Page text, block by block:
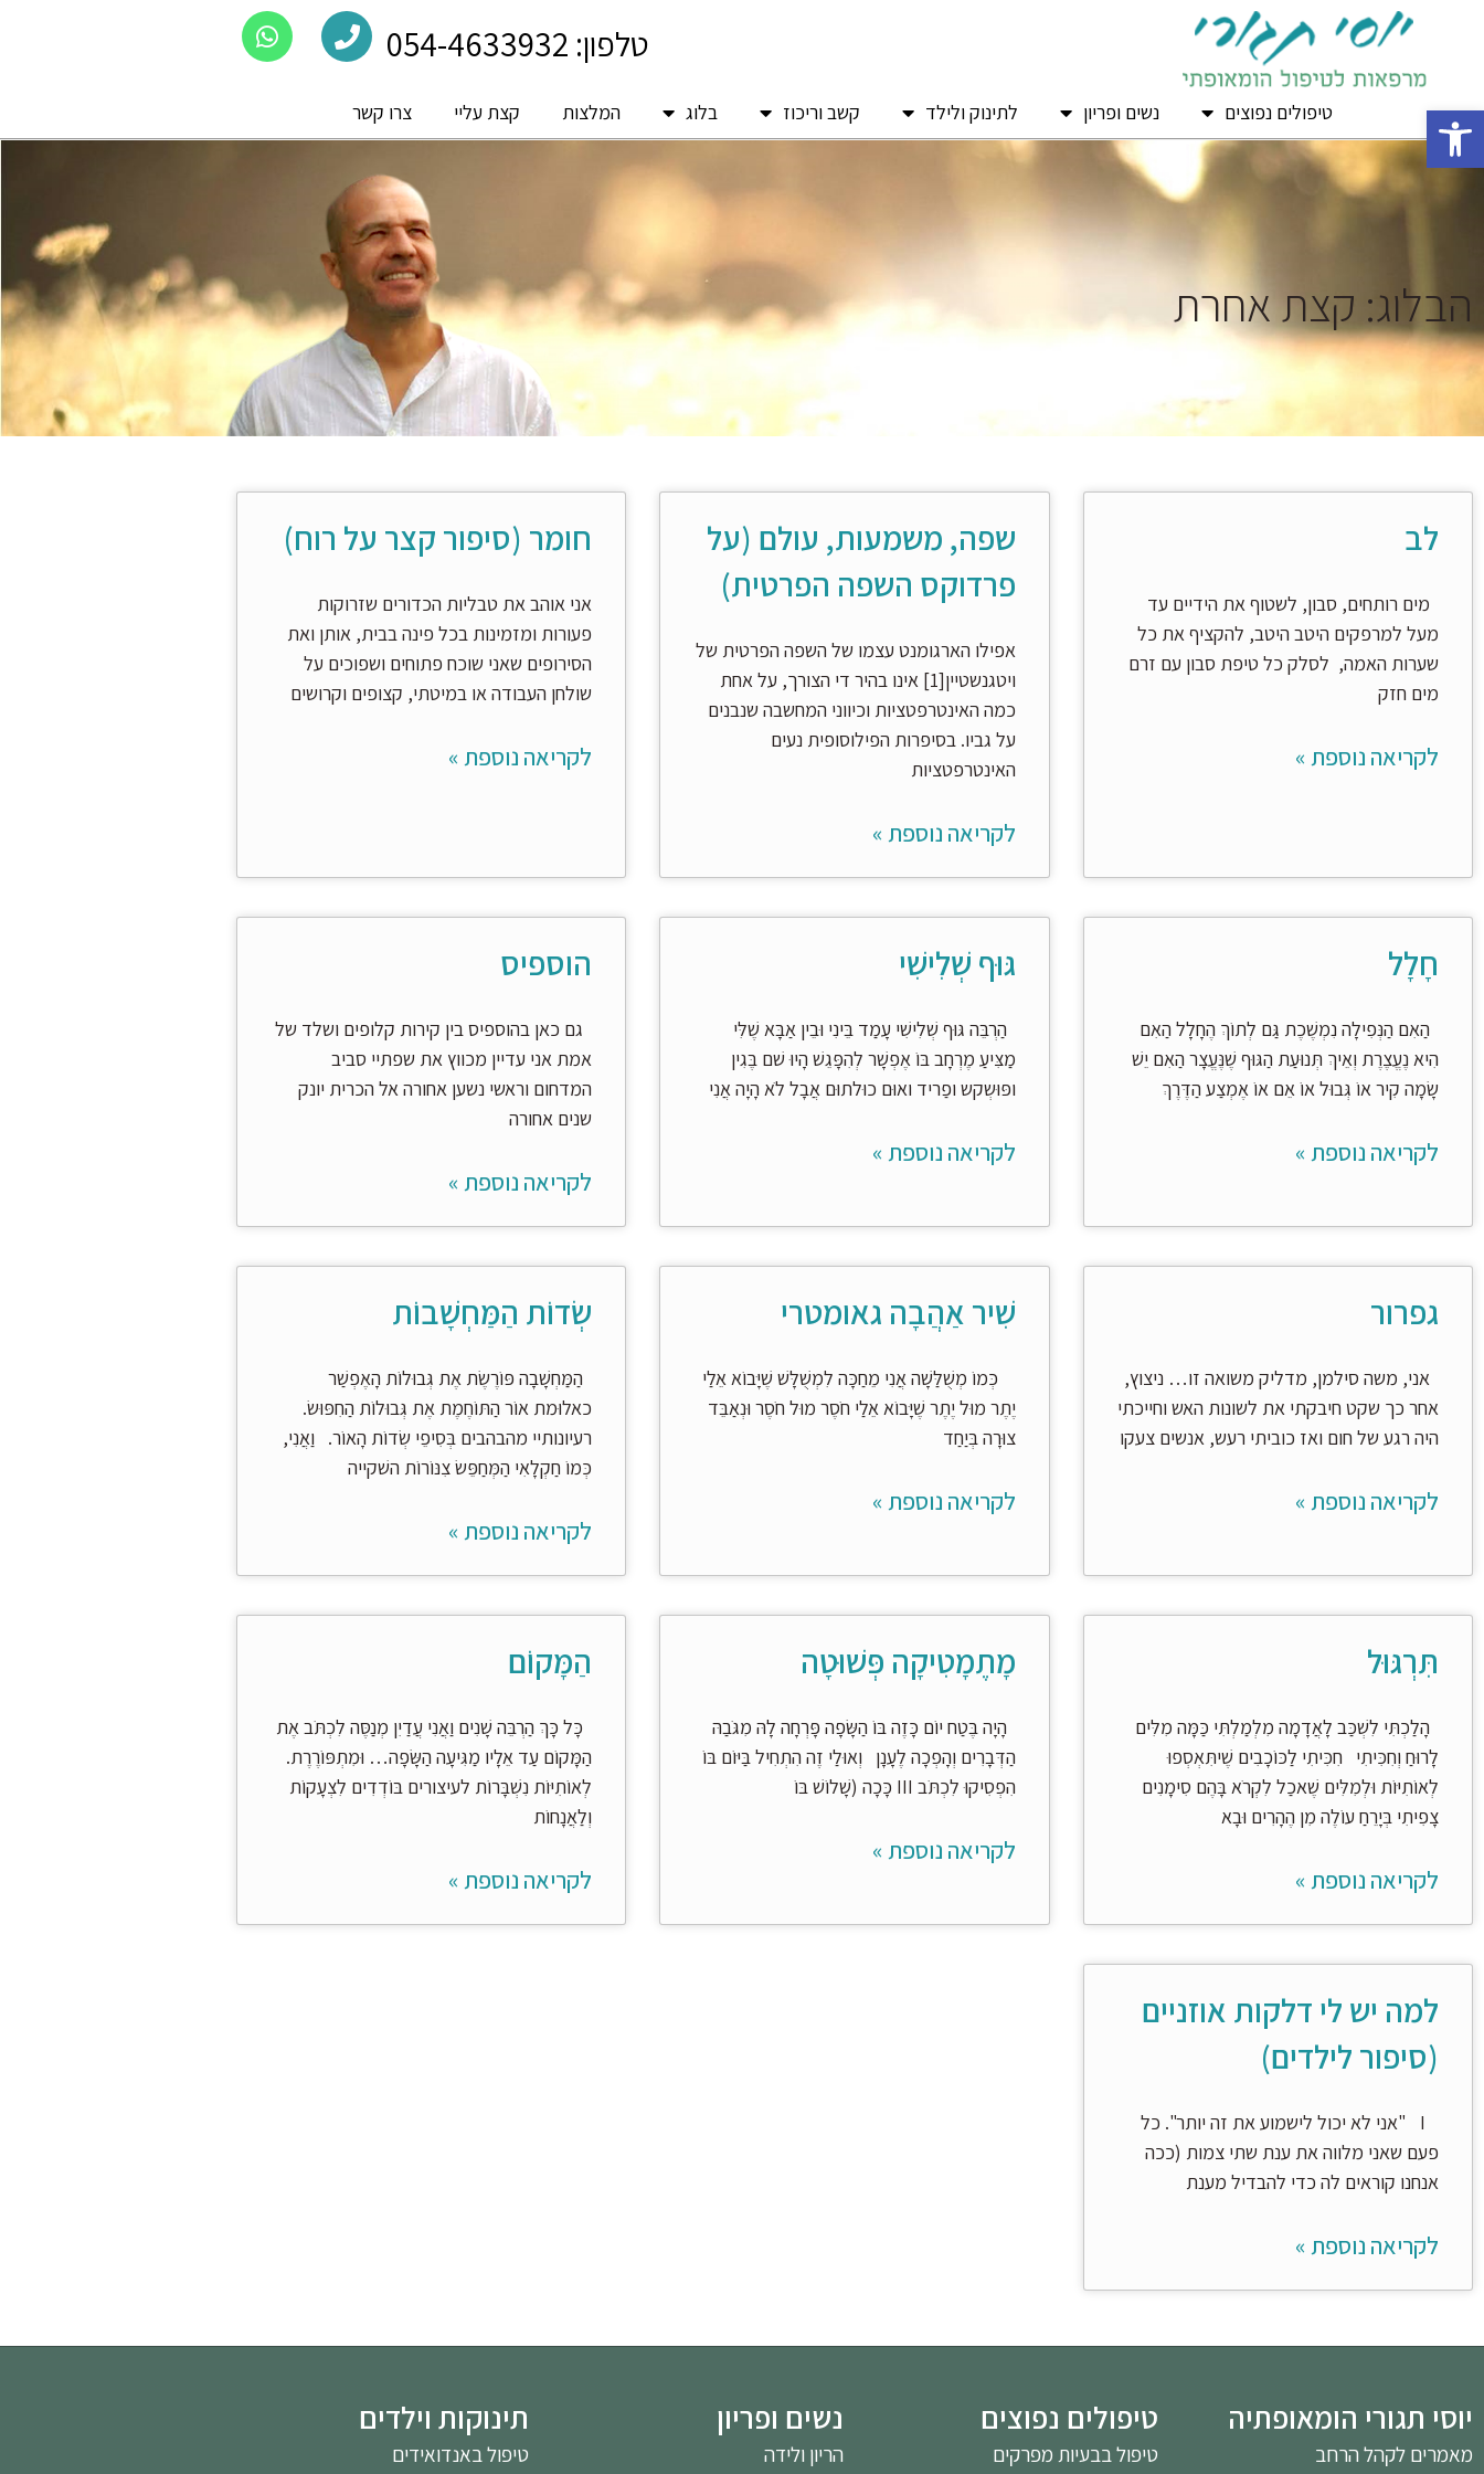
פתח סרגל נגישות
טלפון: 054-4633932
טיפולים נפוצים נשים ופריון לתינוק ולילד קשב וריכוז בלוג המלצות קצת עליי צרו קשר
הבלוג: קצת אחרת
לב
מים רותחים, סבון, לשטוף את הידיים עד
מעל למרפקים היטב היטב, להקציף את כל
שערות האמה, לסלק כל טיפת סבון עם זרם
מים חזק
לקריאה נוספת »
שפה, משמעות, עולם (על
פרדוקס השפה הפרטית)
אפילו הארגומנט עצמו של השפה הפרטית של
ויטגנשטיין[1] אינו בהיר די הצורך, על אחת
כמה האינטרפטציות וכיווני המחשבה שנבנים
על גביו. בסיפרות הפילוסופית נעים
האינטרפטציות
לקריאה נוספת »
חומר (סיפור קצר על רוח)
אני אוהב את טבליות הכדורים שזרוקות
פעורות ומזמינות בכל פינה בבית, אותן ואת
הסירופים שאני שוכח פתוחים ושפוכים על
שולחן העבודה או במיטתי, קצופים וקרושים
לקריאה נוספת »
חָלָל
הַאִם הַנְּפִילָה נִמְשֶׁכֶת גַּם לְתוֹךְ הֶחָלָל הַאִם
הִיא נֶעֱצֶרֶת וְאֵיךְ תְּנוּעַת הַגּוּף שֶׁנֶּעֱצָר הַאִם יֵשׁ
שָׂמָה קִיר אוֹ גְּבוּל אוֹ אֵם אוֹ אֶמְצַע הַדֶּרֶךְ
לקריאה נוספת »
גּוּף שְׁלִישִׁי
הַרְבֵּה גּוּף שְׁלִישִׁי עָמַד בֵּינִי וּבֵין אַבָּא שֶׁלִּי
מַצִּיעַ מֶרְחָב בּוֹ אֶפְשָׁר לְהִפָּגֵשׁ הָיוּ שׁם בֶּגִין
ופּוּשְקש ופַריד ואוּם כוּלתוּם אֲבָל לֹא הָיָה אֲנִי
לקריאה נוספת »
הוספיס
גם כאן בהוספיס בין קירות קלופים ושלד של
אמת אני עדיין מכווץ את שפתיי סביב
המדחום וראשי נשען אחורה אל הכרית יונק
שנים אחורה
לקריאה נוספת »
גפרור
אני, משה סילמן, מדליק משואה זו… ניצוץ,
אחר כך שקט חיבקתי את לשונות האש וחייכתי
היה רגע של חום ואז כוביתי רעש, אנשים צעקו
לקריאה נוספת »
שִׁיר אַהֲבָה גאומטרי
כְּמוֹ מְשֻׁלַּשָׁה אֲנִי מֵחַכָּה לִמְשֻׁלָּשׁ שֶׁיָּבוֹא אֵלַי
יֶתֶר מוּל יֶתֶר שֶׁיָּבוֹא אֵלַי חֹסֶר מוּל חֹסֶר וּנְאַבֵּד
צוּרָה בְּיַחַד
לקריאה נוספת »
שְׂדוֹת הַמַּחְשָׁבוֹת
הַמַּחְשָׁבָה פּוֹרֶשֶׂת אֶת גְּבוּלוֹת הָאֶפְשַׁר
כאלוּמת אוֹר הַתּוֹחֶמֶת אֶת גְּבוּלוֹת הַחִפּוּשׂ.
רעיונותיי מהבהבים בְּסִיפֵי שְׂדוֹת הָאוֹר. וַאֲנִי,
כְּמוֹ חַקְלָאִי הַמְּחַפֵּשׂ צִנּוֹרוֹת השׁקייה
לקריאה נוספת »
תִּרְגּוּל
הָלַכְתִּי לִשְׁכַּב לָאֲדָמָה מִלְמַלְתִּי כַּמָּה מִלִּים
לָרוּחַ וְחִכִּיתִי חִכִּיתִי לַכּוֹכָבִים שֶׁיתִּאְסְפוּ
לְאוֹתִיּוֹת וּלְמִלִּים שֶׁאכַל לִקְרֹא בָּהֶם סִימָנִים
צָפִיתִי בְּיָרֵחַ עוֹלֶה מִן הֶהָרִים וּבָא
לקריאה נוספת »
מָתֶמָטִיקָה פְּשׁוּטָה
הָיָה בֶּטַח יוֹם כָּזֶה בּוֹ הַשָּׂפָה פָּרְחָה לָהּ מִגֹּבַהּ
הַדְּבָרִים וְהָפְכָה לֶעָנָן וְאוּלַי זֶה הִתְחִיל בַּיּוֹם בּוֹ
הִפְסִיקוּ לִכְתֹּב III כָּכָה (שָׁלוֹשׁ בּוֹ
לקריאה נוספת »
הַמָּקוֹם
כָּל כָּךְ הַרְבֵּה שָׁנִים וַאֲנִי עֲדַיִן מְנַסֶּה לִכְתֹּב אֶת
הַמָּקוֹם עַד אֵלָיו מַגִּיעָה הַשָּׂפָה… וּמִתְפּוֹרֶרֶת.
לְאוֹתִיּוֹת נִשְׁבָּרוֹת לעיצורים בּוֹדְדִים לִצְעָקוֹת
וְלַאֲנָחוֹת
לקריאה נוספת »
למה יש לי דלקות אוזניים
(סיפור לילדים)
I "אני לא יכול לישמוע את זה יותר". כל
פעם שאני מלווה את ענת שתי צמות (ככה
אנחנו קוראים לה כדי להבדיל מענת
לקריאה נוספת »
יוסי תגורי הומאופתיה
מאמרים לקהל הרחב
טיפולים נפוצים
טיפול בבעיות מפרקים
נשים ופריון
הריון ולידה
תינוקות וילדים
טיפול באנדואידים